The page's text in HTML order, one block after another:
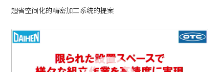
超省空间化的精密加工系统的提案